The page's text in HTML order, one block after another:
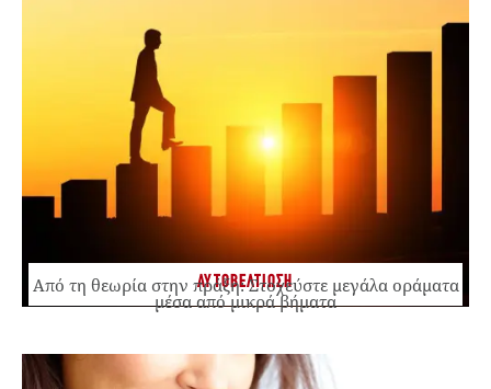
ΑΥΤΟΒΕΛΤΙΩΣΗ
Από τη θεωρία στην πράξη: Στοχεύστε μεγάλα οράματα
μέσα από μικρά βήματα